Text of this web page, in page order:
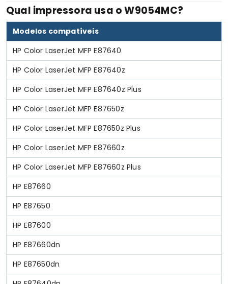
Qual impressora usa o W9054MC?
Modelos compatíveis
HP Color LaserJet MFP E87640
HP Color LaserJet MFP E87640z
HP Color LaserJet MFP E87640z Plus
HP Color LaserJet MFP E87650z
HP Color LaserJet MFP E87650z Plus
HP Color LaserJet MFP E87660z
HP Color LaserJet MFP E87660z Plus
HP E87660
HP E87650
HP E87600
HP E87660dn
HP E87650dn